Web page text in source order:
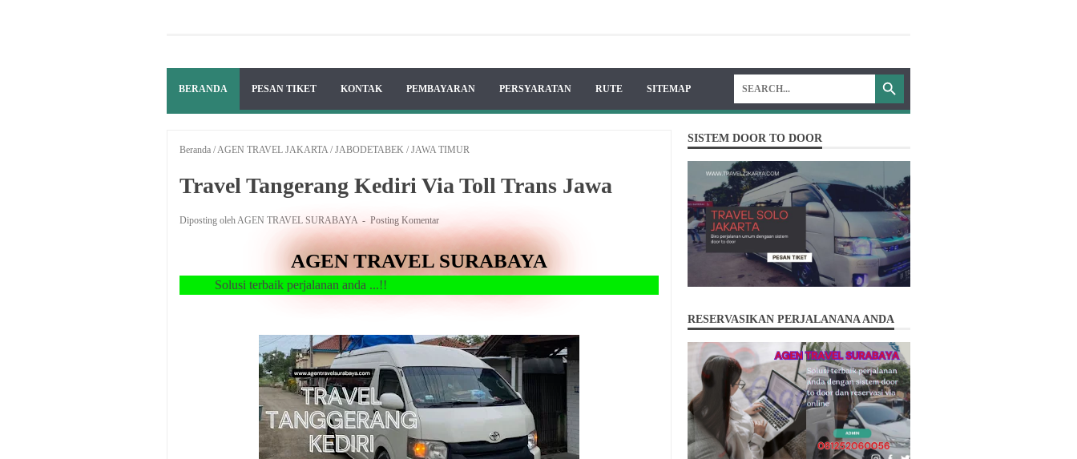
BERANDA PESAN TIKET KONTAK PEMBAYARAN PERSYARATAN RUTE SITEMAP
Beranda /AGEN TRAVEL JAKARTA /JABODETABEK /JAWA TIMUR
Travel Tangerang Kediri Via Toll Trans Jawa
Diposting oleh AGEN TRAVEL SURABAYA Posting Komentar
AGEN TRAVEL SURABAYA
Solusi terbaik perjalanan anda ...!!
SISTEM DOOR TO DOOR
RESERVASIKAN PERJALANANA ANDA